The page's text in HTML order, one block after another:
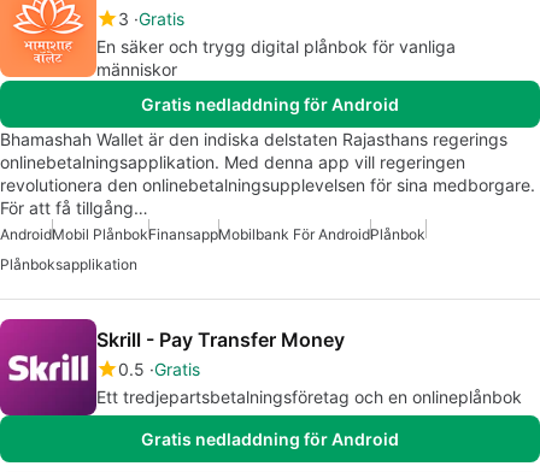
3 Gratis
En säker och trygg digital plånbok för vanliga
människor
Gratis nedladdning för Android
Bhamashah Wallet är den indiska delstaten Rajasthans regerings
onlinebetalningsapplikation. Med denna app vill regeringen
revolutionera den onlinebetalningsupplevelsen för sina medborgare.
För att få tillgång…
AndroidMobil PlånbokFinansappMobilbank För AndroidPlånbok
Plånboksapplikation
Skrill - Pay Transfer Money
0.5 Gratis
Ett tredjepartsbetalningsföretag och en onlineplånbok
Gratis nedladdning för Android